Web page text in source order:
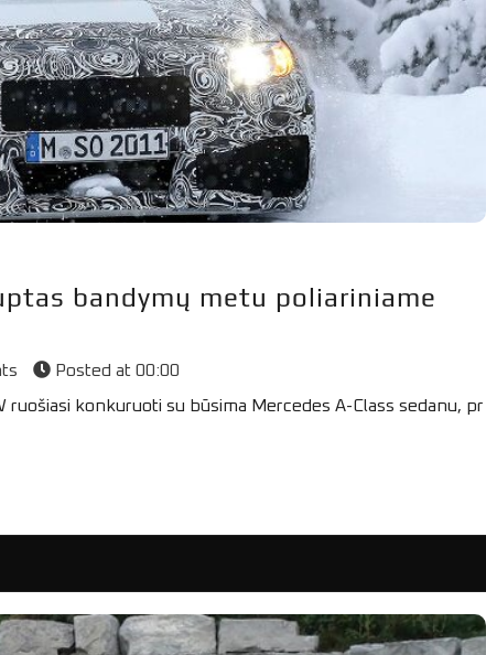
bandymų metu poliariniame
Posted at 00:00
ruošiasi konkuruoti su būsima Mercedes A-Class sedanu, pr